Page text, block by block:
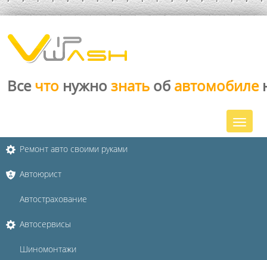
Все что нужно знать об автомобиле
Ремонт авто своими руками
Автоюрист
Автострахование
Автосервисы
Шиномонтажи